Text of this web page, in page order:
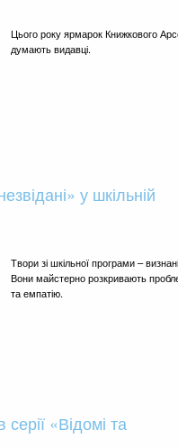
Цього року ярмарок Книжкового
думають видавці.
у шкільній
Твори зі шкільної програми –
Вони майстерно розкривають
та емпатію.
«Відомі та